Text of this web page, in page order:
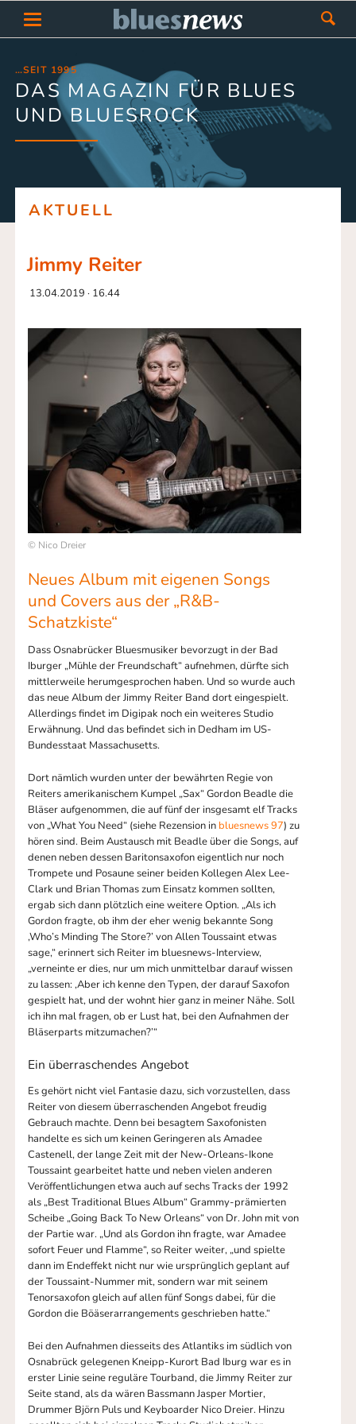
…SEIT 1995
DAS MAGAZIN FÜR BLUES
UND BLUESROCK
AKTUELL
Jimmy Reiter
13.04.2019 · 16.44
© Nico Dreier
Neues Album mit eigenen Songs
und Covers aus der „R&B-
Schatzkiste“
Dass Osnabrücker Bluesmusiker bevorzugt in der Bad
Iburger „Mühle der Freundschaft“ aufnehmen, dürfte sich
mittlerweile herumgesprochen haben. Und so wurde auch
das neue Album der Jimmy Reiter Band dort eingespielt.
Allerdings findet im Digipak noch ein weiteres Studio
Erwähnung. Und das befindet sich in Dedham im US-
Bundesstaat Massachusetts.
Dort nämlich wurden unter der bewährten Regie von
Reiters amerikanischem Kumpel „Sax“ Gordon Beadle die
Bläser aufgenommen, die auf fünf der insgesamt elf Tracks
von „What You Need“ (siehe Rezension in bluesnews 97) zu
hören sind. Beim Austausch mit Beadle über die Songs, auf
denen neben dessen Baritonsaxofon eigentlich nur noch
Trompete und Posaune seiner beiden Kollegen Alex Lee-
Clark und Brian Thomas zum Einsatz kommen sollten,
ergab sich dann plötzlich eine weitere Option. „Als ich
Gordon fragte, ob ihm der eher wenig bekannte Song
‚Who’s Minding The Store?’ von Allen Toussaint etwas
sage,“ erinnert sich Reiter im bluesnews-Interview,
„verneinte er dies, nur um mich unmittelbar darauf wissen
zu lassen: ‚Aber ich kenne den Typen, der darauf Saxofon
gespielt hat, und der wohnt hier ganz in meiner Nähe. Soll
ich ihn mal fragen, ob er Lust hat, bei den Aufnahmen der
Bläserparts mitzumachen?’“
Ein überraschendes Angebot
Es gehört nicht viel Fantasie dazu, sich vorzustellen, dass
Reiter von diesem überraschenden Angebot freudig
Gebrauch machte. Denn bei besagtem Saxofonisten
handelte es sich um keinen Geringeren als Amadee
Castenell, der lange Zeit mit der New-Orleans-Ikone
Toussaint gearbeitet hatte und neben vielen anderen
Veröffentlichungen etwa auch auf sechs Tracks der 1992
als „Best Traditional Blues Album“ Grammy-prämierten
Scheibe „Going Back To New Orleans“ von Dr. John mit von
der Partie war. „Und als Gordon ihn fragte, war Amadee
sofort Feuer und Flamme“, so Reiter weiter, „und spielte
dann im Endeffekt nicht nur wie ursprünglich geplant auf
der Toussaint-Nummer mit, sondern war mit seinem
Tenorsaxofon gleich auf allen fünf Songs dabei, für die
Gordon die Böäserarrangements geschrieben hatte.“
Bei den Aufnahmen diesseits des Atlantiks im südlich von
Osnabrück gelegenen Kneipp-Kurort Bad Iburg war es in
erster Linie seine reguläre Tourband, die Jimmy Reiter zur
Seite stand, als da wären Bassmann Jasper Mortier,
Drummer Björn Puls und Keyboarder Nico Dreier. Hinzu